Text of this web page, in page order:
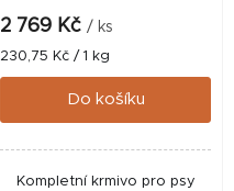
2 769 Kč / ks
Měrná
cena:
230,75 Kč / 1 kg
Do košíku
Kompletní krmivo pro psy